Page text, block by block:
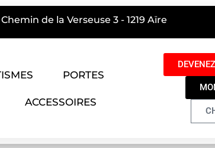
Chemin de la Verseuse 3 - 1219 Aïre
PORTES
ACCESSOIRES